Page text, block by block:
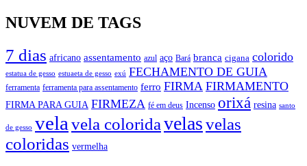
NUVEM DE TAGS
7 dias africano assentamento azul aço Bará branca cigana colorido
estatua de gesso estuaeta de gesso exú FECHAMENTO DE GUIA
ferramenta ferramenta para assentamento ferro FIRMA FIRMAMENTO
FIRMA PARA GUIA FIRMEZA fé em deus Incenso orixá resina santo
de gesso vela vela coloridavelasvelas
coloridas vermelha